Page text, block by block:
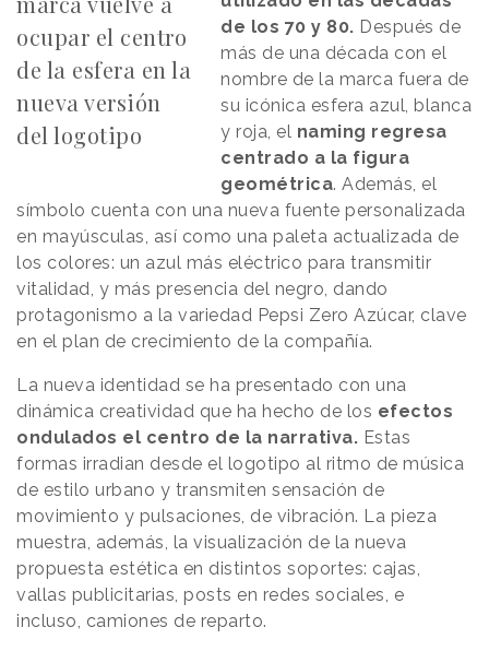
ocupar el centro
de la esfera en la
nueva versión
del logotipo
de los 70 y 80. Después de
más de una década con el
nombre de la marca fuera de
su icónica esfera azul, blanca
y roja, el naming regresa
centrado a la figura
geométrica. Además, el
símbolo cuenta con una nueva fuente personalizada
en mayúsculas, así como una paleta actualizada de
los colores: un azul más eléctrico para transmitir
vitalidad, y más presencia del negro, dando
protagonismo a la variedad Pepsi Zero Azúcar, clave
en el plan de crecimiento de la compañía.
La nueva identidad se ha presentado con una
dinámica creatividad que ha hecho de los efectos
ondulados el centro de la narrativa. Estas
formas irradian desde el logotipo al ritmo de música
de estilo urbano y transmiten sensación de
movimiento y pulsaciones, de vibración. La pieza
muestra, además, la visualización de la nueva
propuesta estética en distintos soportes: cajas,
vallas publicitarias, posts en redes sociales, e
incluso, camiones de reparto.